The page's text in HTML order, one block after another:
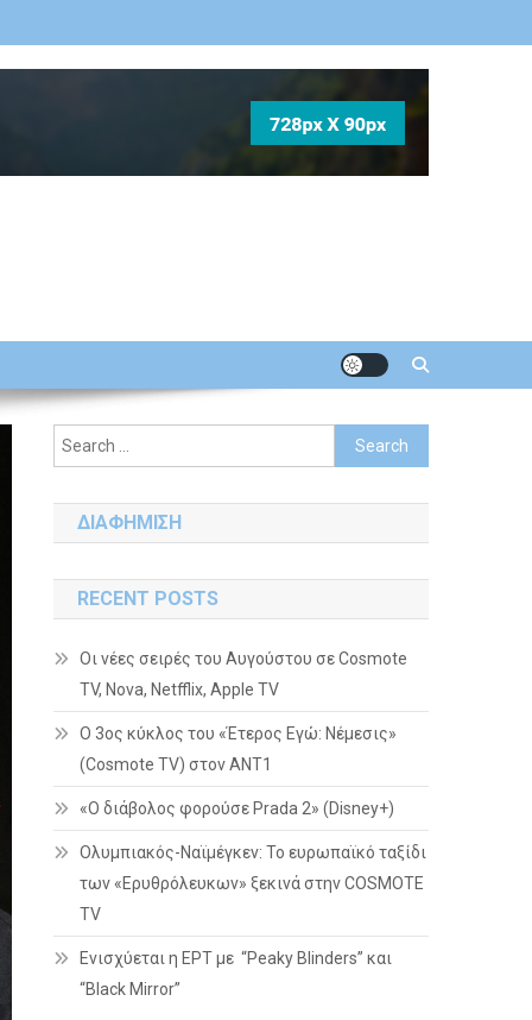
Search
for:
ΔΙΑΦΗΜΙΣΗ
RECENT POSTS
Οι νέες σειρές του Αυγούστου σε Cosmote
TV, Nova, Netfflix, Apple TV
Ο 3ος κύκλος του «Έτερος Εγώ: Νέμεσις»
(Cosmote TV) στον ΑΝΤ1
«Ο διάβολος φορούσε Prada 2» (Disney+)
Ολυμπιακός-Ναϊμέγκεν: Το ευρωπαϊκό ταξίδι
των «Ερυθρόλευκων» ξεκινά στην COSMOTE
TV
Ενισχύεται η ΕΡΤ με “Peaky Blinders” και
“Black Mirror”